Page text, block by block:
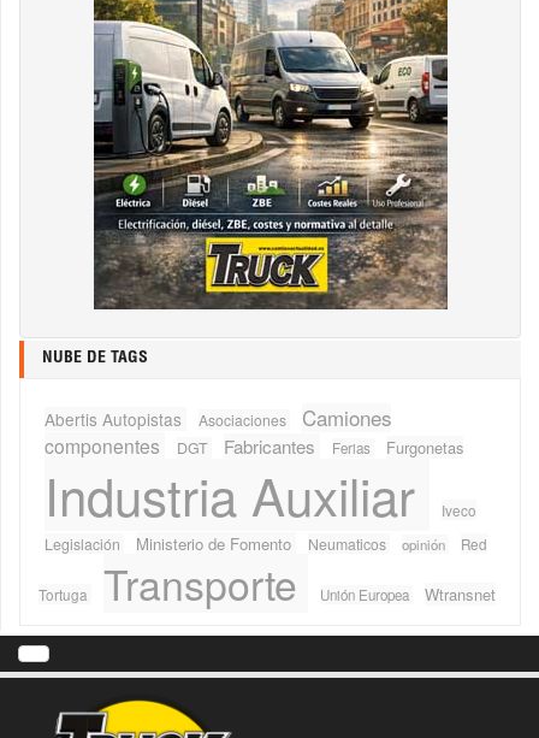
NUBE DE TAGS
Abertis Autopistas Asociaciones Camiones
componentes DGT Fabricantes Ferias Furgonetas
Industria Auxiliar
Iveco
Legislación
Ministerio de Fomento Neumaticos opinión Red
Tortuga Transporte Unión Europea Wtransnet